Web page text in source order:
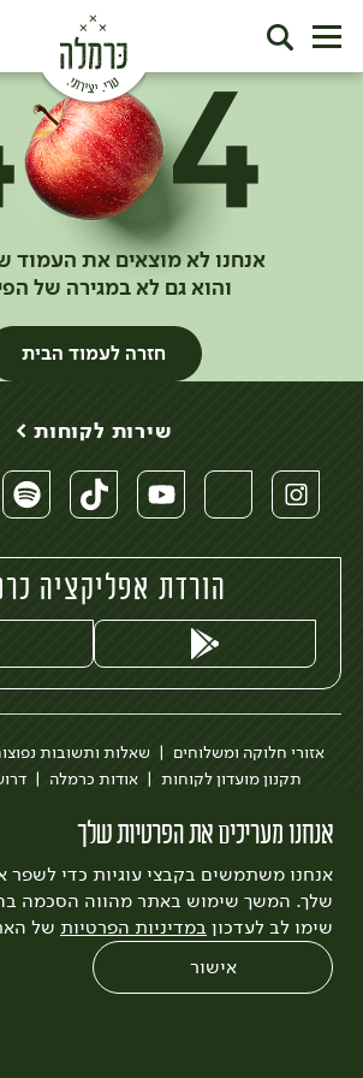
אנחנו לא מוצאים את
והוא גם לא במגירה של
חזרה לעמוד הבית
אנחנו מעריכים את הפרטיות שלך
אנחנו משתמשים בקבצי עוגיות כדי לשפר
שלך. המשך שימוש באתר מהווה הסכמה
שימו לב לעדכון במדיניות הפרטיות של
אישור
שירות לקוחות >
הורדת אפליקציה
אזורי חלוקה ומשלוחים שאלות ותשובות
תקנון מועדון לקוחות
אודות כרמלה
לצפייה בעדכון מדיניות פרטיות
עיצוב: